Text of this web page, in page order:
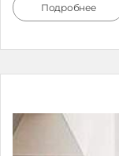
Подробнее